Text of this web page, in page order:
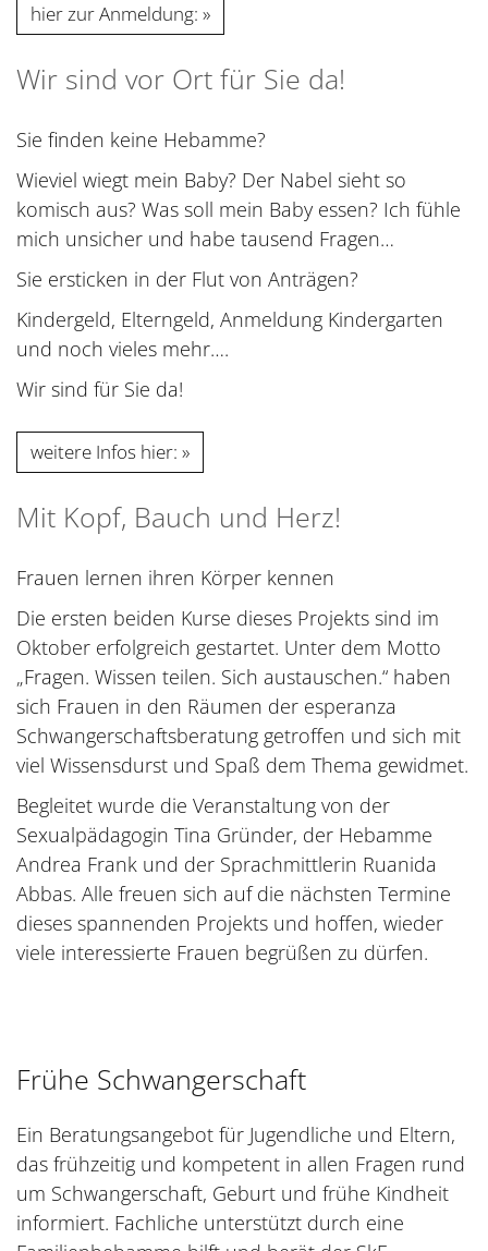
hier zur Anmeldung:
Wir sind vor Ort für Sie da!
Sie finden keine Hebamme?
Wieviel wiegt mein Baby? Der Nabel sieht so
komisch aus? Was soll mein Baby essen? Ich fühle
mich unsicher und habe tausend Fragen…
Sie ersticken in der Flut von Anträgen?
Kindergeld, Elterngeld, Anmeldung Kindergarten
und noch vieles mehr….
Wir sind für Sie da!
weitere Infos hier:
Mit Kopf, Bauch und Herz!
Frauen lernen ihren Körper kennen
Die ersten beiden Kurse dieses Projekts sind im
Oktober erfolgreich gestartet. Unter dem Motto
„Fragen. Wissen teilen. Sich austauschen.“ haben
sich Frauen in den Räumen der esperanza
Schwangerschaftsberatung getroffen und sich mit
viel Wissensdurst und Spaß dem Thema gewidmet.
Begleitet wurde die Veranstaltung von der
Sexualpädagogin Tina Gründer, der Hebamme
Andrea Frank und der Sprachmittlerin Ruanida
Abbas. Alle freuen sich auf die nächsten Termine
dieses spannenden Projekts und hoffen, wieder
viele interessierte Frauen begrüßen zu dürfen.
Frühe Schwangerschaft
Ein Beratungsangebot für Jugendliche und Eltern,
das frühzeitig und kompetent in allen Fragen rund
um Schwangerschaft, Geburt und frühe Kindheit
informiert. Fachliche unterstützt durch eine